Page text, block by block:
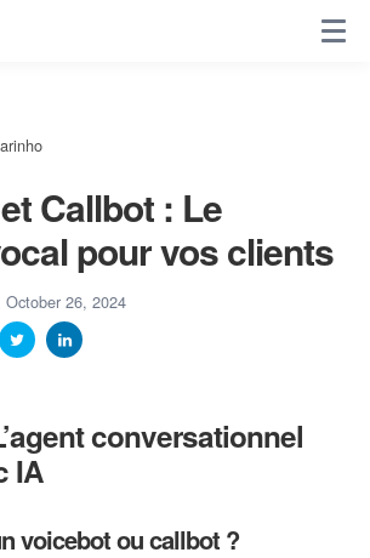
Callbot : Le
pour vos clients
October 26, 2024
conversationnel
IA
voicebot ou callbot ?